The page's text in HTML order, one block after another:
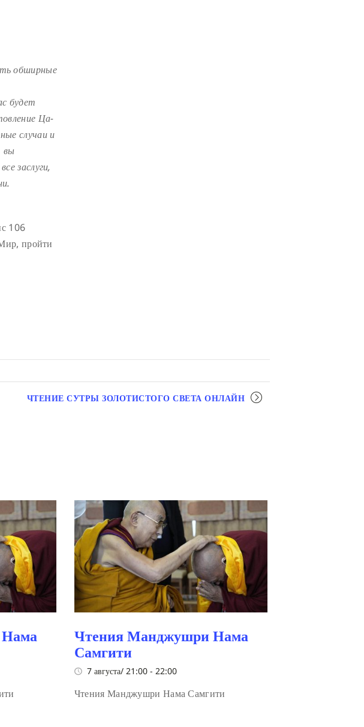
обширные
будет
Ца-
случаи и
вы
заслуги,
106
пройти
ЧТЕНИЕ СУТРЫ ЗОЛОТИСТОГО СВЕТА ОНЛАЙН
Чтения Манджушри Нама
Самгити
7 августа/ 21:00- 22:00
Чтения Манджушри Нама Самгити